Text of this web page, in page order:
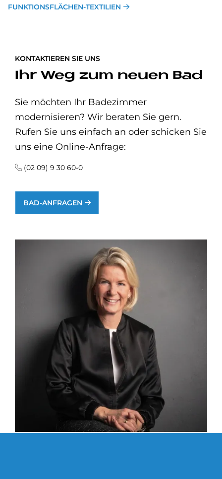
FUNK­TI­ONS­FLÄ­CHEN-TEX­TI­LI­EN
KONTAKTIEREN SIE UNS
Ihr Weg zum neuen Bad
Sie möchten Ihr Badezimmer
modernisieren? Wir beraten Sie gern.
Rufen Sie uns einfach an oder schicken Sie
uns eine Online-Anfrage:
(02 09) 9 30 60-0
BAD-ANFRAGEN